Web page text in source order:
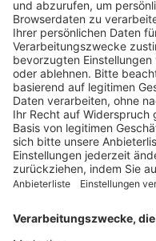
Produkte
Ratgeber
Weitblick
WEITERES AUS DEM
Reisemobil International